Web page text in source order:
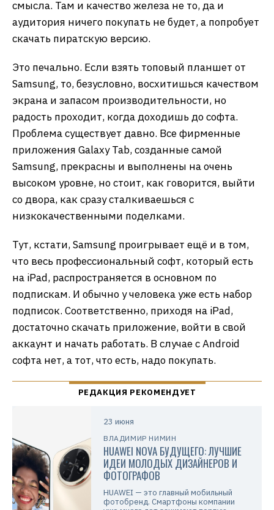
смысла. Там и качество железа не то, да и
аудитория ничего покупать не будет, а попробует
скачать пиратскую версию.
Это печально. Если взять топовый планшет от
Samsung, то, безусловно, восхитишься качеством
экрана и запасом производительности, но
радость проходит, когда доходишь до софта.
Проблема существует давно. Все фирменные
приложения Galaxy Tab, созданные самой
Samsung, прекрасны и выполнены на очень
высоком уровне, но стоит, как говорится, выйти
со двора, как сразу сталкиваешься с
низкокачественными поделками.
Тут, кстати, Samsung проигрывает ещё и в том,
что весь профессиональный софт, который есть
на iPad, распространяется в основном по
подпискам. И обычно у человека уже есть набор
подписок. Соответственно, приходя на iPad,
достаточно скачать приложение, войти в свой
аккаунт и начать работать. В случае с Android
софта нет, а тот, что есть, надо покупать.
23 июня
ВЛАДИМИР НИМИН
HUAWEI NOVA БУДУЩЕГО: ЛУЧШИЕ
ИДЕИ МОЛОДЫХ ДИЗАЙНЕРОВ И
ФОТОГРАФОВ
HUAWEI — это главный мобильный
фотобренд. Смартфоны компании